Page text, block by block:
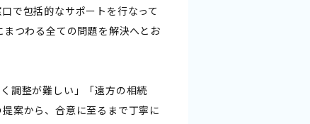
で包括的なサポートを行なって
つわる全ての問題を解決へとお
調整が難しい」「遠方の相続
案から、合意に至るまで丁寧に